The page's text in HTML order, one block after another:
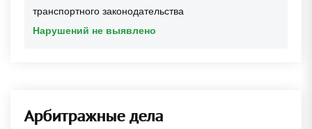
транспортного законодательства
Нарушений не выявлено
Арбитражные дела